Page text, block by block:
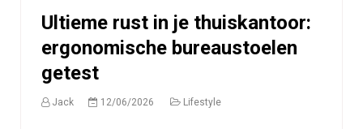
Ultieme rust in je thuiskantoor:
ergonomische bureaustoelen
getest
Jack 12/06/2026 Lifestyle